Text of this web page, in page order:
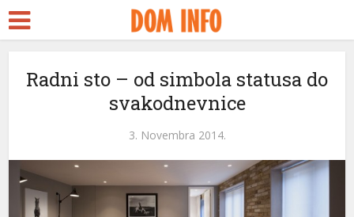
Radni sto – od simbola statusa do
svakodnevnice
3. Novembra 2014.